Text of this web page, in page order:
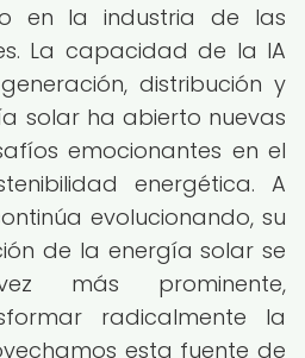
en la industria de las
La capacidad de la IA
distribución y
solar ha abierto nuevas
emocionantes en el
energética. A
evolucionando, su
de la energía solar se
más prominente,
radicalmente la
esta fuente de